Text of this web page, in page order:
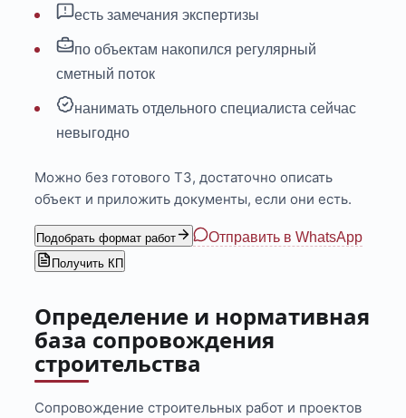
есть замечания экспертизы
по объектам накопился регулярный
сметный поток
нанимать отдельного специалиста сейчас
невыгодно
Можно без готового ТЗ, достаточно описать
объект и приложить документы, если они есть.
Подобрать формат работ Отправить в WhatsApp
Получить КП
Определение и нормативная
база сопровождения
строительства
Сопровождение строительных работ и проектов